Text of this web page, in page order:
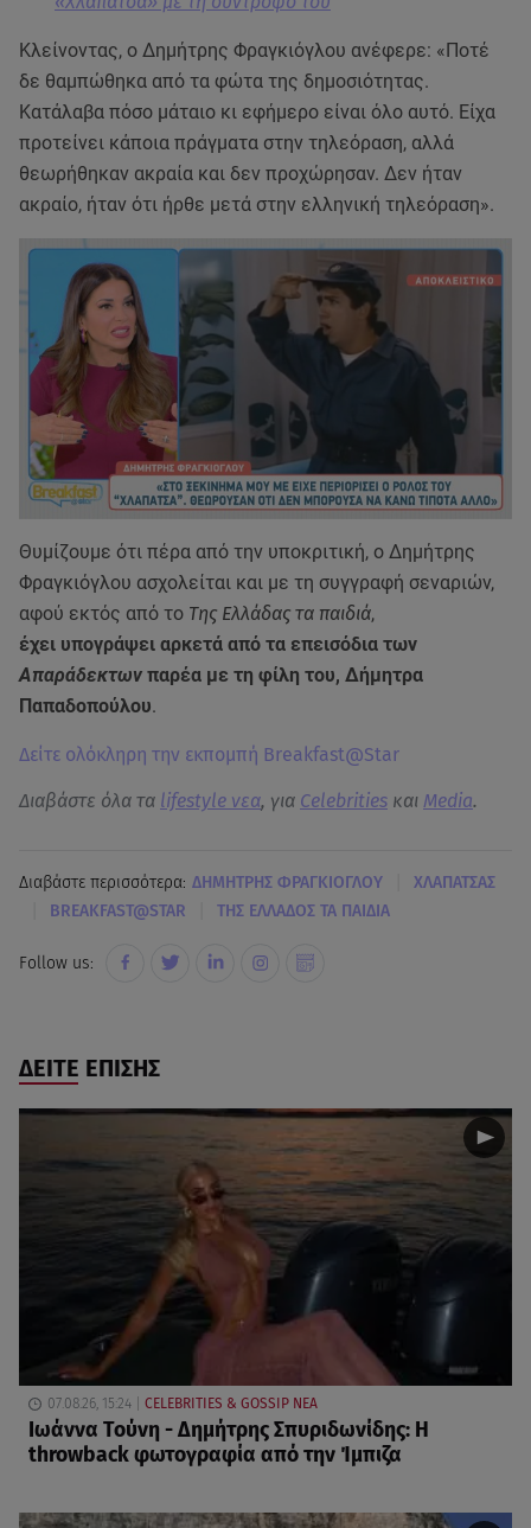
Κλείνοντας, ο Δημήτρης Φραγκιόγλου ανέφερε: «Ποτέ
δε θαμπώθηκα από τα φώτα της δημοσιότητας.
Κατάλαβα πόσο μάταιο κι εφήμερο είναι όλο αυτό. Είχα
προτείνει κάποια πράγματα στην τηλεόραση, αλλά
θεωρήθηκαν ακραία και δεν προχώρησαν. Δεν ήταν
ακραίο, ήταν ότι ήρθε μετά στην ελληνική τηλεόραση».
Θυμίζουμε ότι πέρα από την υποκριτική, ο Δημήτρης
Φραγκιόγλου ασχολείται και με τη συγγραφή σεναριών,
αφού εκτός από το Της Ελλάδας τα παιδιά,
έχει υπογράψει αρκετά από τα επεισόδια των
Απαράδεκτων παρέα με τη φίλη του, Δήμητρα
Παπαδοπούλου.
Δείτε ολόκληρη την εκπομπή Breakfast@Star
Διαβάστε όλα τα lifestyle νεα, για Celebrities και Media.
Διαβάστε περισσότερα: ΔΗΜΗΤΡΗΣ ΦΡΑΓΚΙΟΓΛΟΥ ΧΛΑΠΑΤΣΑΣ
BREAKFAST@STAR ΤΗΣ ΕΛΛΑΔΟΣ ΤΑ ΠΑΙΔΙΑ
Follow us:
ΔΕΙΤΕ ΕΠΙΣΗΣ
07.08.26, 15:24 CELEBRITIES & GOSSIP ΝΕΑ
Ιωάννα Τούνη - Δημήτρης Σπυριδωνίδης: Η
throwback φωτογραφία από την Ίμπιζα